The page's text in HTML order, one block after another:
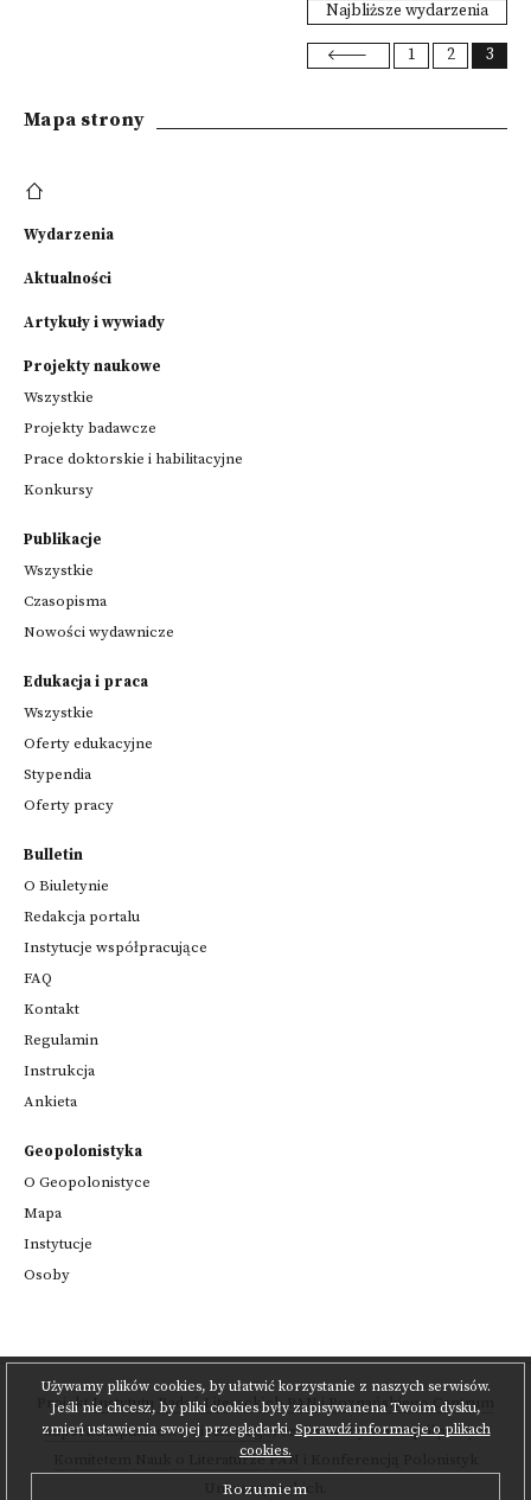
Najbliższe wydarzenia
1 2 3
Używamy plików cookies, by ułatwić korzystanie z naszych serwisów.
Jeśli nie chcesz, by pliki cookies były zapisywanena Twoim dysku,
zmień ustawienia swojej przeglądarki. Sprawdź informacje o plikach
cookies.
Rozumiem
Mapa strony
Wydarzenia
Aktualności
Artykuły i wywiady
Projekty naukowe
Wszystkie
Projekty badawcze
Prace doktorskie i habilitacyjne
Konkursy
Publikacje
Wszystkie
Czasopisma
Nowości wydawnicze
Edukacja i praca
Wszystkie
Oferty edukacyjne
Stypendia
Oferty pracy
Bulletin
O Biuletynie
Redakcja portalu
Instytucje współpracujące
FAQ
Kontakt
Regulamin
Instrukcja
Ankieta
Geopolonistyka
O Geopolonistyce
Mapa
Instytucje
Osoby
ProjektInstytutu Badań Literackich PANiPoznańskiego Centrum
Superkomputerowo-Sieciowego,realizowany we współpracy z
Komitetem Nauk o Literaturze PAN
Uniwersyteckich.